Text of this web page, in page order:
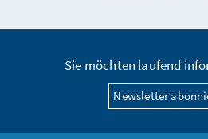
Sie möchten laufend
Newsletter